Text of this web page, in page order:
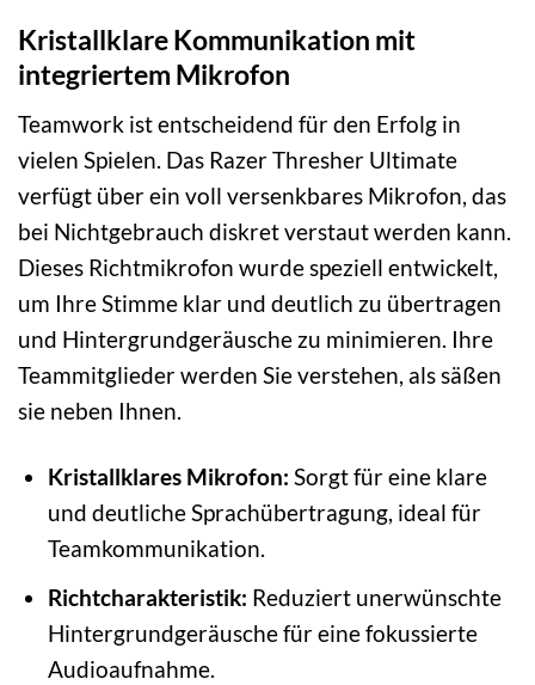
Kristallklare Kommunikation mit
integriertem Mikrofon
Teamwork ist entscheidend für den Erfolg in
vielen Spielen. Das Razer Thresher Ultimate
verfügt über ein voll versenkbares Mikrofon, das
bei Nichtgebrauch diskret verstaut werden kann.
Dieses Richtmikrofon wurde speziell entwickelt,
um Ihre Stimme klar und deutlich zu übertragen
und Hintergrundgeräusche zu minimieren. Ihre
Teammitglieder werden Sie verstehen, als säßen
sie neben Ihnen.
Kristallklares Mikrofon: Sorgt für eine klare
und deutliche Sprachübertragung, ideal für
Teamkommunikation.
Richtcharakteristik: Reduziert unerwünschte
Hintergrundgeräusche für eine fokussierte
Audioaufnahme.